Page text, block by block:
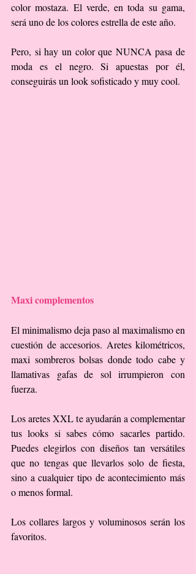
color mostaza. El verde, en toda su gama,
será uno de los colores estrella de este año.
Pero, si hay un color que NUNCA pasa de
moda es el negro. Si apuestas por él,
conseguirás un look sofisticado y muy cool.
Maxi complementos
El minimalismo deja paso al maximalismo en
cuestión de accesorios. Aretes kilométricos,
maxi sombreros bolsas donde todo cabe y
llamativas gafas de sol irrumpieron con
fuerza.
Los aretes XXL te ayudarán a complementar
tus looks si sabes cómo sacarles partido.
Puedes elegirlos con diseños tan versátiles
que no tengas que llevarlos solo de fiesta,
sino a cualquier tipo de acontecimiento más
o menos formal.
Los collares largos y voluminosos serán los
favoritos.